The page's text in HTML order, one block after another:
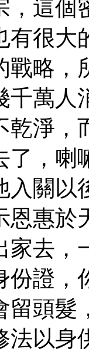
，這個
有很大
戰略，
千萬人
乾淨，
了，喇
入關以
恩惠於
家去，
份證，
留頭髮
法以身